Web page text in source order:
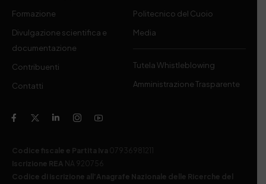
Formazione
Divulgazione scientifica e
documentazione
Contribuenti
Contatti
Politecnico del Cuoio
Media
Tutela Whistleblowing
Amministrazione Trasparente
Codice fiscale e Partita Iva 07936981211
Iscrizione REA NA 920756
Codice di iscrizione all’Anagrafe Nazionale delle Ricerche del